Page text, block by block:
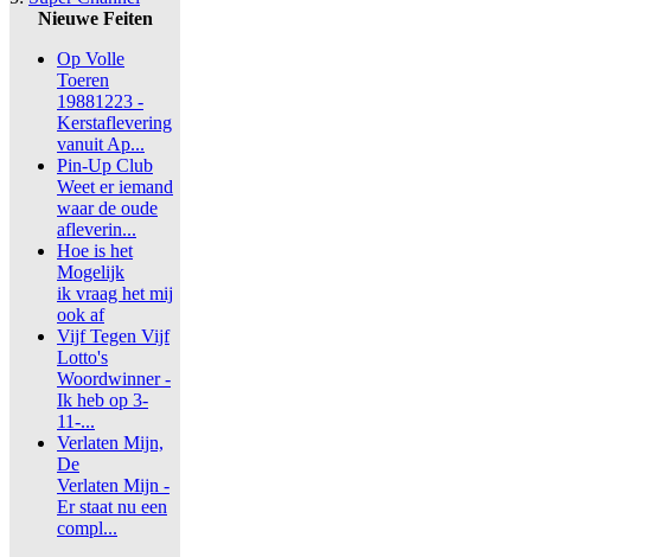
Nieuwe Feiten
Op Volle
Toeren
19881223 -
Kerstaflevering
vanuit Ap...
Pin-Up Club
Weet er iemand
waar de oude
afleverin...
Hoe is het
Mogelijk
ik vraag het mij
ook af
Vijf Tegen Vijf
Lotto's
Woordwinner -
Ik heb op 3-
11-...
Verlaten Mijn,
De
Verlaten Mijn -
Er staat nu een
compl...